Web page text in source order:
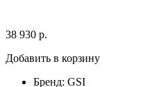
38 930 р.
Добавить в корзину
Бренд: GSI